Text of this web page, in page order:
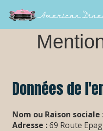
Données de
Nom ou Raison sociale
Adresse :69 Route